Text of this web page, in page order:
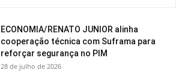
ECONOMIA/RENATO JUNIOR alinha
cooperação técnica com Suframa para
reforçar segurança no PIM
28 de julho de 2026